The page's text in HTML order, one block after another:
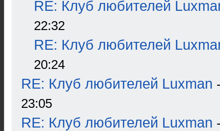
RE: Клуб любителей
22:32
RE: Клуб любителей
20:24
RE: Клуб любителей Luxman
23:05
RE: Клуб любителей Luxman